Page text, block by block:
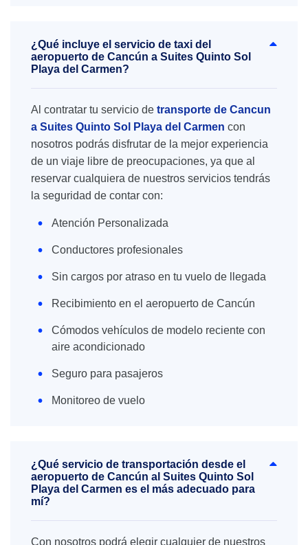
¿Qué incluye el servicio de taxi del
aeropuerto de Cancún a Suites Quinto Sol
Playa del Carmen?
Al contratar tu servicio de transporte de Cancun
a Suites Quinto Sol Playa del Carmen con
nosotros podrás disfrutar de la mejor experiencia
de un viaje libre de preocupaciones, ya que al
reservar cualquiera de nuestros servicios tendrás
la seguridad de contar con:
Atención Personalizada
Conductores profesionales
Sin cargos por atraso en tu vuelo de llegada
Recibimiento en el aeropuerto de Cancún
Cómodos vehículos de modelo reciente con
aire acondicionado
Seguro para pasajeros
Monitoreo de vuelo
¿Qué servicio de transportación desde el
aeropuerto de Cancún al Suites Quinto Sol
Playa del Carmen es el más adecuado para
mí?
Con nosotros podrá elegir cualquier de nuestros